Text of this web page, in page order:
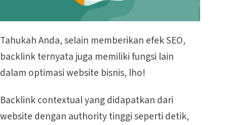
Tahukah Anda, selain memberikan efek SEO,
backlink ternyata juga memiliki fungsi lain
dalam optimasi website bisnis, lho!
Backlink contextual yang didapatkan dari
website dengan authority tinggi seperti detik,